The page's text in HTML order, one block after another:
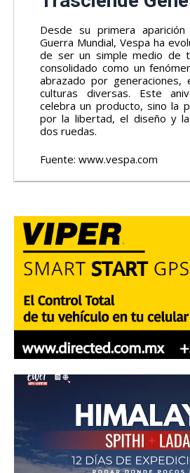
Desde su primera
Guerra Mundial, Vespa ha
de ser un simple medio de
consolidado como un
abrazado por
culturas diversas. Este
celebra un producto, sino la
por la libertad, el diseño y
dos ruedas.
Fuente: www.vespa.com